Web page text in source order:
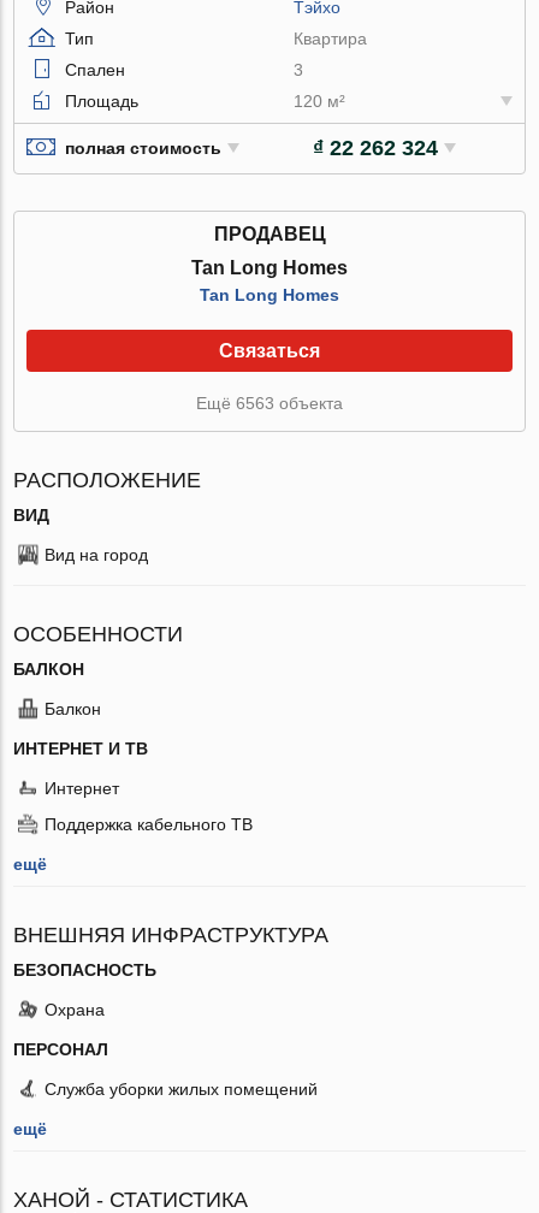
Район
Тэйхо
Тип
Квартира
Спален
3
Площадь
120 м²
полная стоимость ₫ 22 262 324
ПРОДАВЕЦ
Tan Long Homes
Tan Long Homes
Связаться
Ещё 6563 объекта
РАСПОЛОЖЕНИЕ
ВИД
Вид на город
ОСОБЕННОСТИ
БАЛКОН
Балкон
ИНТЕРНЕТ И ТВ
Интернет
Поддержка кабельного ТВ
ещё
ВНЕШНЯЯ ИНФРАСТРУКТУРА
БЕЗОПАСНОСТЬ
Охрана
ПЕРСОНАЛ
Служба уборки жилых помещений
ещё
ХАНОЙ - СТАТИСТИКА